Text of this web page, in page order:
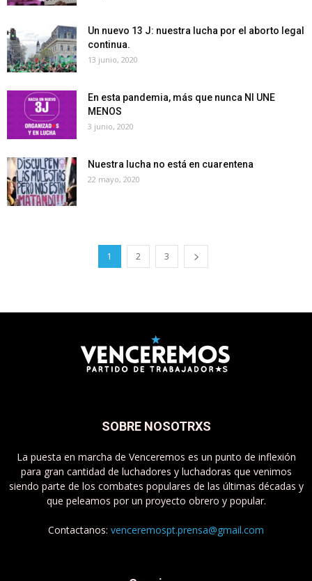
Un nuevo 13 J: nuestra lucha por el aborto legal
continua.
13 junio, 2020
En esta pandemia, más que nunca NI UNE
MENOS
3 junio, 2020
Nuestra lucha no está en cuarentena
22 mayo, 2020
1 2 3
SOBRE NOSOTRXS
La puesta en marcha de Venceremos es un punto de inflexión
para gran cantidad de luchadores y luchadoras que venimos
siendo parte de los combates populares de las últimas décadas y
que peleamos por un proyecto obrero y popular.
Contactanos: venceremospt.prensa@gmail.com